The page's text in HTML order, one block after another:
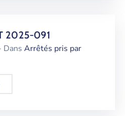
2025-091
Dans Arrêtés pris par